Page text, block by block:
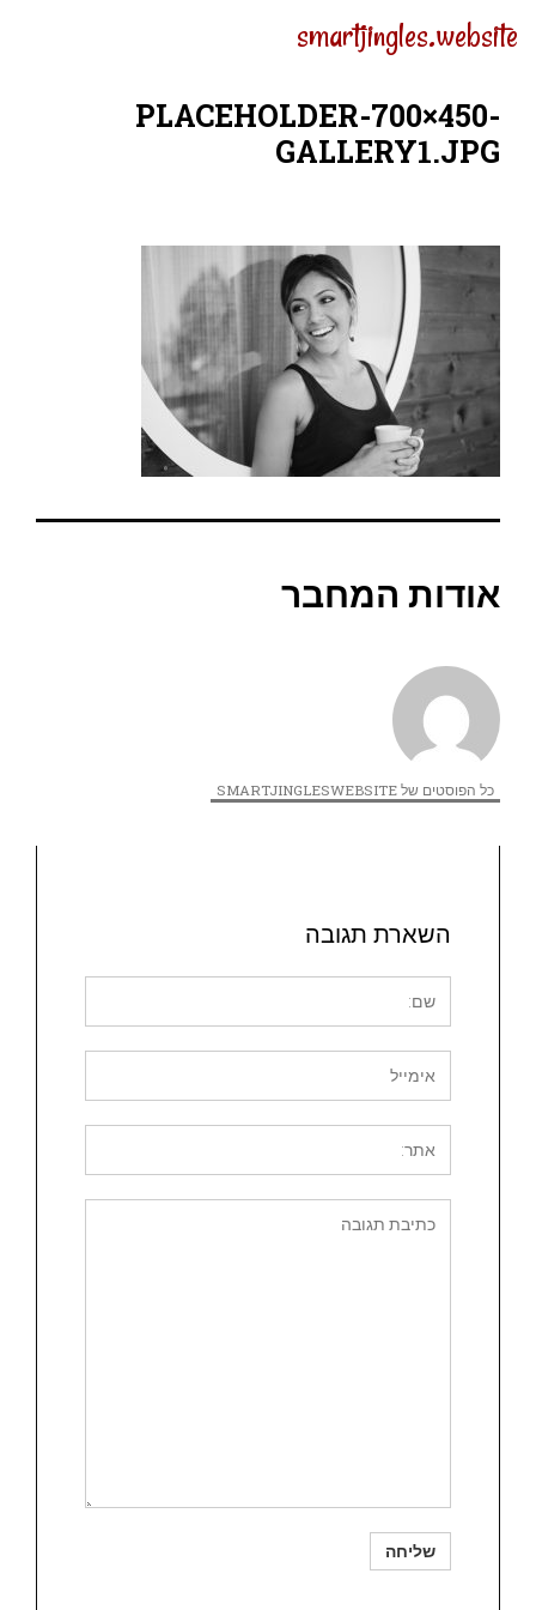
smartjingles.website
PLACEHOLDER-700×450-
GALLERY1.JPG
אודות המחבר
כל הפוסטים של SMARTJINGLESWEBSITE
השארת תגובה